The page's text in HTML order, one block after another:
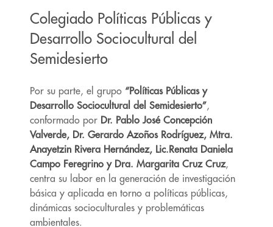
Colegiado Políticas Públicas y
Desarrollo Sociocultural del
Semidesierto
Por su parte, el grupo “Políticas Públicas y
Desarrollo Sociocultural del Semidesierto”,
conformado por Dr. Pablo José Concepción
Valverde, Dr. Gerardo Azoños Rodríguez, Mtra.
Anayetzin Rivera Hernández, Lic.Renata Daniela
Campo Feregrino y Dra. Margarita Cruz Cruz,
centra su labor en la generación de investigación
básica y aplicada en torno a políticas públicas,
dinámicas socioculturales y problemáticas
ambientales.